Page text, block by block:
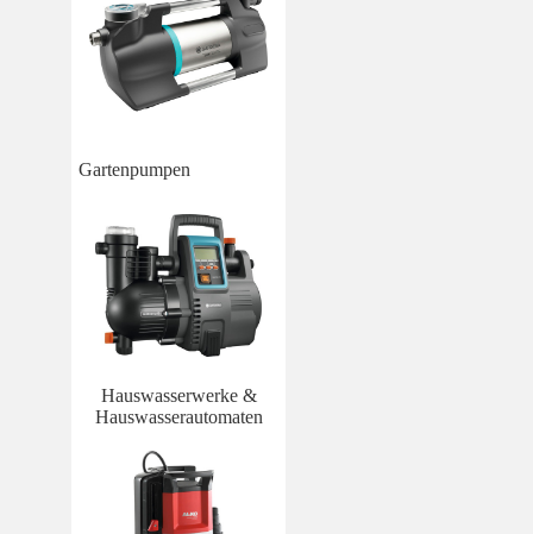
Gartenpumpen
Hauswasserwerke &
Hauswasserautomaten